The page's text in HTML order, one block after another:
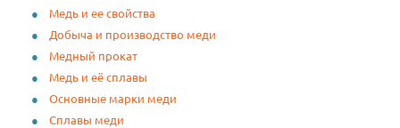
Медь и ее свойства
Добыча и производство меди
Медный прокат
Медь и её сплавы
Основные марки меди
Сплавы меди